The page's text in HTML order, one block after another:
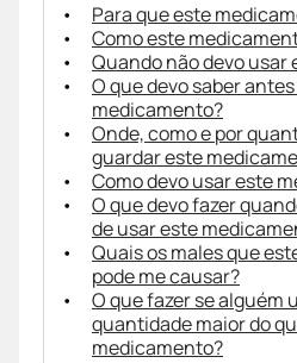
Para que este
Como este
Quando não devo
O que devo saber
medicamento?
Onde, como e por
guardar este
Como devo usar este
O que devo fazer
de usar este
Quais os males que
pode me causar?
O que fazer se alguém
quantidade maior do
medicamento?